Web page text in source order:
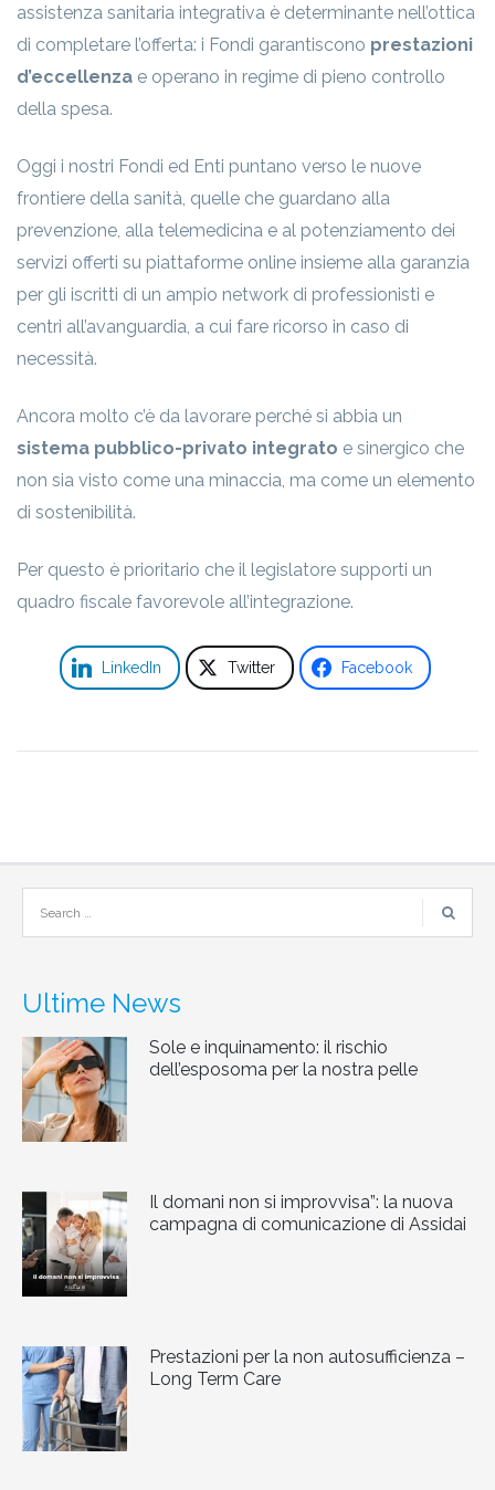
assistenza sanitaria integrativa è determinante nell’ottica
di completare l’offerta: i Fondi garantiscono prestazioni
d’eccellenza e operano in regime di pieno controllo
della spesa.
Oggi i nostri Fondi ed Enti puntano verso le nuove
frontiere della sanità, quelle che guardano alla
prevenzione, alla telemedicina e al potenziamento dei
servizi offerti su piattaforme online insieme alla garanzia
per gli iscritti di un ampio network di professionisti e
centri all’avanguardia, a cui fare ricorso in caso di
necessità.
Ancora molto c’è da lavorare perché si abbia un
sistema pubblico-privato integrato e sinergico che
non sia visto come una minaccia, ma come un elemento
di sostenibilità.
Per questo è prioritario che il legislatore supporti un
quadro fiscale favorevole all’integrazione.
LinkedIn Twitter Facebook
Ultime News
Sole e inquinamento: il rischio
dell’esposoma per la nostra pelle
Il domani non si improvvisa”: la nuova
campagna di comunicazione di Assidai
Prestazioni per la non autosufficienza –
Long Term Care